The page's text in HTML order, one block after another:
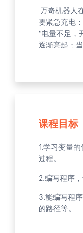
万奇机器人
要紧急充电
“电量不足，
逐渐亮起；
课程目标
1.学习变量
过程。
2.编写程序
3.能编写程
的路径等。